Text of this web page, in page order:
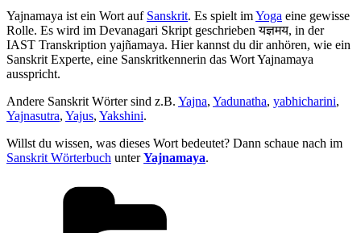
Yajnamaya ist ein Wort auf Sanskrit. Es spielt imYoga eine gewisse
Rolle. Es wird im Devanagari Skript geschrieben यज्ञमय, in der
IAST Transkription yajñamaya. Hier kannst du dir anhören, wie ein
Sanskrit Experte, eine Sanskritkennerin das Wort Yajnamaya
ausspricht.
Andere Sanskrit Wörter sind z.B. Yajna, Yadunatha, yabhicharini,
Yajnasutra, Yajus, Yakshini.
Willst du wissen, was dieses Wort bedeutet? Dann schaue nach im
Sanskrit Wörterbuch unterYajnamaya.